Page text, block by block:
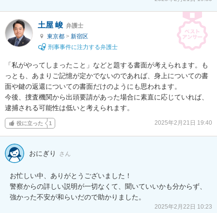
土屋 峻 弁護士
東京都 > 新宿区
刑事事件に注力する弁護士
「私がやってしまったこと」などと題する書面が考えられます。も
っとも、あまりご記憶が定かでないのであれば、身上についての書
面や鍵の返還についての書面だけのようにも思われます。
今後、捜査機関から出頭要請があった場合に素直に応じていれば、
逮捕される可能性は低いと考えられます。
役に立った 1 2025年2月21日 19:40
おにぎり さん
お忙しい中、ありがとうございました！
警察からの詳しい説明が一切なくて、聞いていいかも分からず、
強かった不安が和らいだので助かりました。
2025年2月22日 10:23